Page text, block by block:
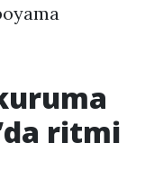
ritmi